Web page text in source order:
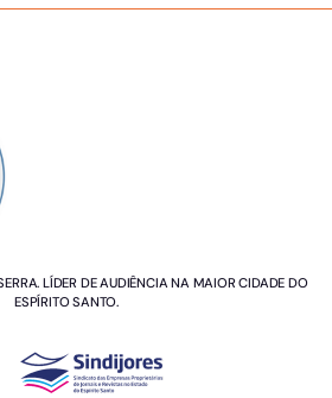
LÍDER DE AUDIÊNCIA NA MAIOR CIDADE DO
ESPÍRITO SANTO.